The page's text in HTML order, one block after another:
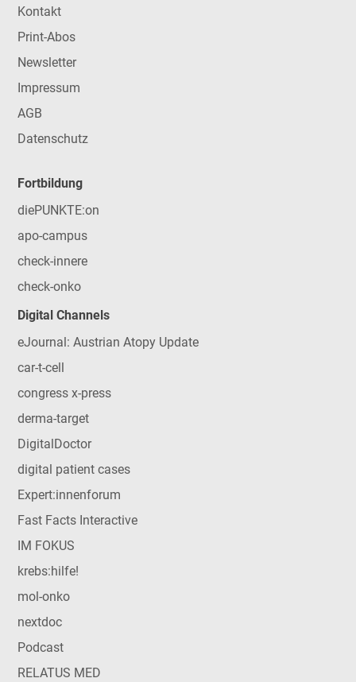
Kontakt
Print-Abos
Newsletter
Impressum
AGB
Datenschutz
Fortbildung
diePUNKTE:on
apo-campus
check-innere
check-onko
Digital Channels
eJournal: Austrian Atopy Update
car-t-cell
congress x-press
derma-target
DigitalDoctor
digital patient cases
Expert:innenforum
Fast Facts Interactive
IM FOKUS
krebs:hilfe!
mol-onko
nextdoc
Podcast
RELATUS MED